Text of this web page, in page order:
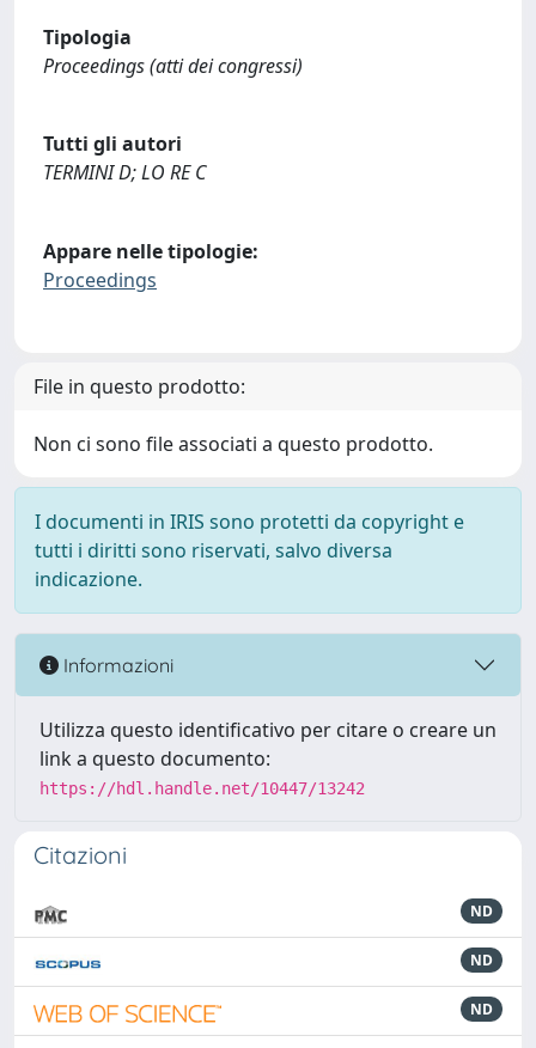
Tipologia
Proceedings (atti dei congressi)
Tutti gli autori
TERMINI D; LO RE C
Appare nelle tipologie:
Proceedings
File in questo prodotto:
Non ci sono file associati a questo prodotto.
I documenti in IRIS sono protetti da copyright e
tutti i diritti sono riservati, salvo diversa
indicazione.
Informazioni
Utilizza questo identificativo per citare o creare un
link a questo documento:
https://hdl.handle.net/10447/13242
Citazioni
ND
ND
ND